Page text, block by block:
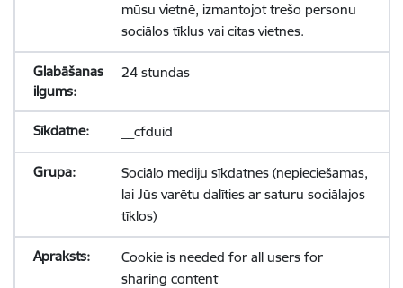
mūsu vietnē, izmantojot trešo personu
sociālos tīklus vai citas vietnes.
24 stundas
__cfduid
Sociālo mediju sīkdatnes (nepieciešamas,
lai Jūs varētu dalīties ar saturu sociālajos
tīklos)
Cookie is needed for all users for
sharing content